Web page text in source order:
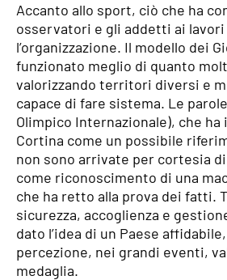
Accanto allo sport, ciò che ha
osservatori e gli addetti ai
l’organizzazione. Il modello dei
funzionato meglio di quanto
valorizzando territori diversi e
capace di fare sistema. Le
Olimpico Internazionale), che
Cortina come un possibile
non sono arrivate per cortesia
come riconoscimento di una
che ha retto alla prova dei fatti.
sicurezza, accoglienza e
dato l’idea di un Paese
percezione, nei grandi eventi,
medaglia.